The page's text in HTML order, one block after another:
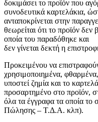
δοκιμάσει το προϊόν που
συνοδευτικά καρτελάκια,
ανταποκρίνεται στην
θεωρείται ότι το προϊόν δεν
οποία του παραδόθηκε και
δεν γίνεται δεκτή η
Προκειμένου να
χρησιμοποιημένα,
υποστεί ζημία και το
προσαρτημένο στο προϊόν,
όλα τα έγγραφα τα οποία το
Πώλησης – Τ.Δ.Α. κλπ).